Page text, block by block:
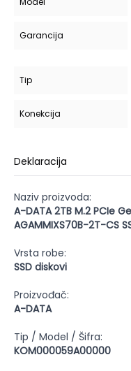
Garancija
Tip
Konekcija
Deklaracija
Naziv proizvoda:
A-DATA 2TB M.2 PCIe
AGAMMIXS70B-2T-CS
Vrsta robe:
SSD diskovi
Proizvođač:
A-DATA
Tip / Model / Šifra:
KOM000059A00000